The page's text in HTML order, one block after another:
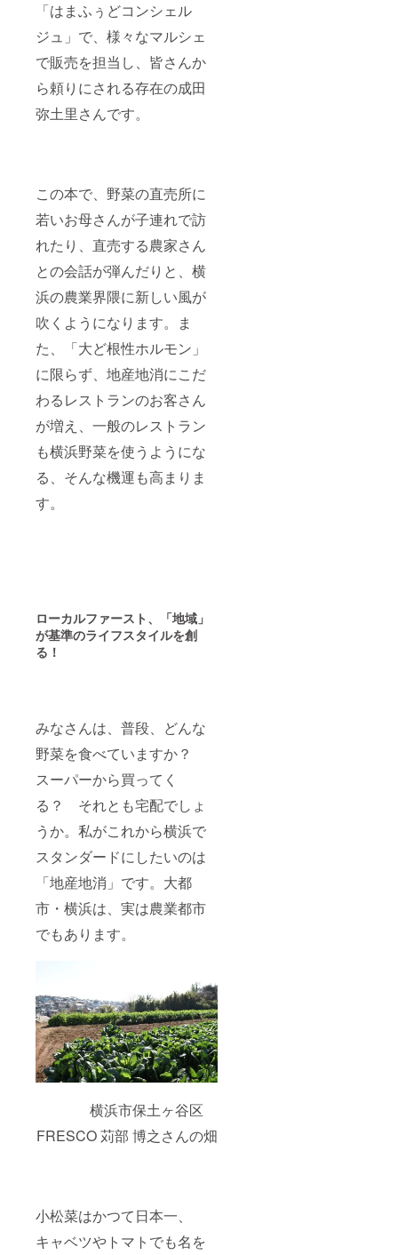
「はまふぅどコンシェル
ジュ」で、様々なマルシェ
で販売を担当し、皆さんか
ら頼りにされる存在の成田
弥土里さんです。
この本で、野菜の直売所に
若いお母さんが子連れで訪
れたり、直売する農家さん
との会話が弾んだりと、横
浜の農業界隈に新しい風が
吹くようになります。ま
た、「大ど根性ホルモン」
に限らず、地産地消にこだ
わるレストランのお客さん
が増え、一般のレストラン
も横浜野菜を使うようにな
る、そんな機運も高まりま
す。
ローカルファースト、「地域」
が基準のライフスタイルを創
る！
みなさんは、普段、どんな
野菜を食べていますか？
スーパーから買ってく
る？ それとも宅配でしょ
うか。私がこれから横浜で
スタンダードにしたいのは
「地産地消」です。大都
市・横浜は、実は農業都市
でもあります。
横浜市保土ヶ谷区
FRESCO 苅部 博之さんの畑
小松菜はかつて日本一、
キャベツやトマトでも名を